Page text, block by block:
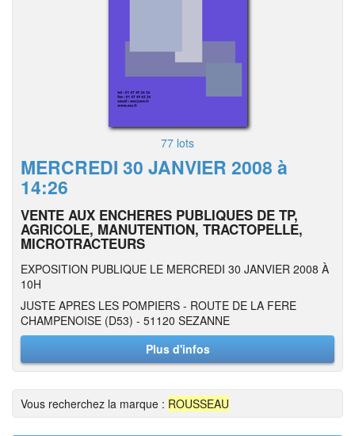
77 lots
MERCREDI 30 JANVIER 2008 à
14:26
VENTE AUX ENCHERES PUBLIQUES DE TP,
AGRICOLE, MANUTENTION, TRACTOPELLE,
MICROTRACTEURS
EXPOSITION PUBLIQUE LE MERCREDI 30 JANVIER 2008 À
10H
JUSTE APRES LES POMPIERS - ROUTE DE LA FERE
CHAMPENOISE (D53) - 51120 SEZANNE
Plus d'infos
Vous recherchez la marque : ROUSSEAU